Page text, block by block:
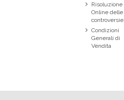
Risoluzione
Online delle
controversie
Condizioni
Generali di
Vendita